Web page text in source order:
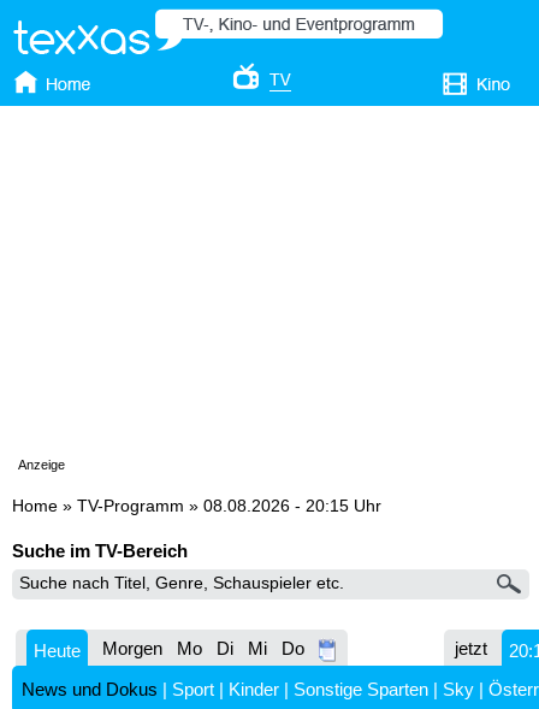
Anzeige
Home » TV-Programm » 08.08.2026 - 20:15 Uhr
Suche im TV-Bereich
Heute Morgen Mo Di Mi Do jetzt
News und Dokus | Sport | Kinder | Sonstige Sparten | Sky |